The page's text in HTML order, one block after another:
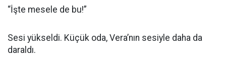
“İşte mesele de bu!”
Sesi yükseldi. Küçük oda, Vera’nın sesiyle daha da
daraldı.